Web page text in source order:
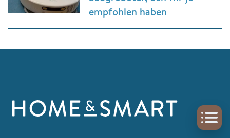
empfohlen haben